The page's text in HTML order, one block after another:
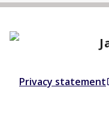
Privacy statement
Opens in a new tab